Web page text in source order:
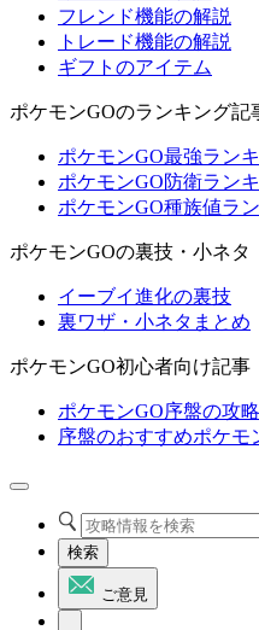
フレンド機能の解説
トレード機能の解説
ギフトのアイテム
ポケモンGOのランキング記
ポケモンGO最強ラン
ポケモンGO防衛ラン
ポケモンGO種族値ラ
ポケモンGOの裏技・小ネタ
イーブイ進化の裏技
裏ワザ・小ネタまとめ
ポケモンGO初心者向け記事
ポケモンGO序盤の攻略
序盤のおすすめポケモ
検索
ご意見